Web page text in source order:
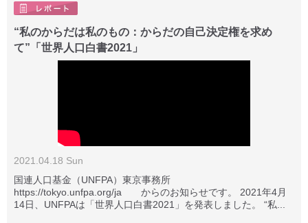
“私のからだは私のもの：からだの自己決定権を求め
て”「世界人口白書2021」
2021.04.18 Sun
国連人口基金（UNFPA）東京事務所
https://tokyo.unfpa.org/ja からのお知らせです。 2021年4月
14日、UNFPAは「世界人口白書2021」を発表しました。 “私...